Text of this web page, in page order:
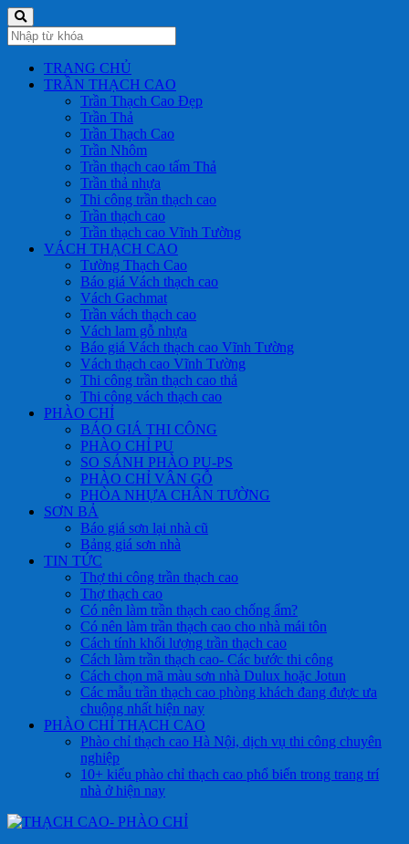
TRANG CHỦ
TRẦN THẠCH CAO
Trần Thạch Cao Đẹp
Trần Thả
Trần Thạch Cao
Trần Nhôm
Trần thạch cao tấm Thả
Trần thả nhựa
Thi công trần thạch cao
Trần thạch cao
Trần thạch cao Vĩnh Tường
VÁCH THẠCH CAO
Tường Thạch Cao
Báo giá Vách thạch cao
Vách Gachmat
Trần vách thạch cao
Vách lam gỗ nhựa
Báo giá Vách thạch cao Vĩnh Tường
Vách thạch cao Vĩnh Tường
Thi công trần thạch cao thả
Thi công vách thạch cao
PHÀO CHỈ
BÁO GIÁ THI CÔNG
PHÀO CHỈ PU
SO SÁNH PHÀO PU-PS
PHÀO CHỈ VÂN GỖ
PHÒA NHỰA CHÂN TƯỜNG
SƠN BẢ
Báo giá sơn lại nhà cũ
Bảng giá sơn nhà
TIN TỨC
Thợ thi công trần thạch cao
Thợ thạch cao
Có nên làm trần thạch cao chống ẩm?
Có nên làm trần thạch cao cho nhà mái tôn
Cách tính khối lượng trần thạch cao
Cách làm trần thạch cao- Các bước thi công
Cách chọn mã màu sơn nhà Dulux hoặc Jotun
Các mẫu trần thạch cao phòng khách đang được ưa
chuộng nhất hiện nay
PHÀO CHỈ THẠCH CAO
Phào chỉ thạch cao Hà Nội, dịch vụ thi công chuyên
nghiệp
10+ kiểu phào chỉ thạch cao phổ biến trong trang trí
nhà ở hiện nay